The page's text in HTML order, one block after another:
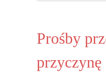
Prośby
przyczynę